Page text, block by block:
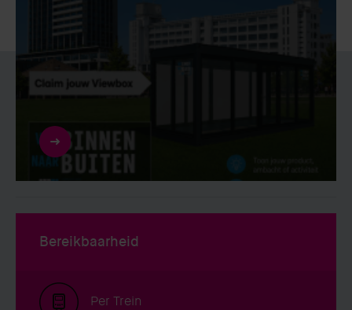
Bereikbaarheid
Per Trein